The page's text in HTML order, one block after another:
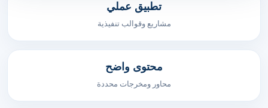
تطبيق عملي
مشاريع وقوالب تنفيذية
محتوى واضح
محاور ومخرجات محددة